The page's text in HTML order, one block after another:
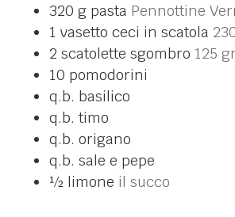
320 g pasta Pennottine
1 vasetto ceci in scatola
2 scatolette sgombro 125
10 pomodorini
q.b. basilico
q.b. timo
q.b. origano
q.b. sale e pepe
½ limone il succo